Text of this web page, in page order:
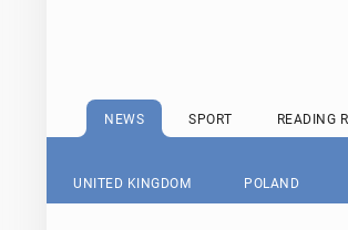
NEWS SPORT READING
UNITED KINGDOM POLAND